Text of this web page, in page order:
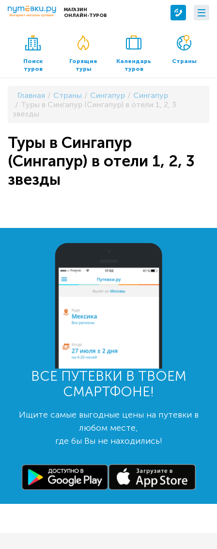
МАГАЗИН
ОНЛАЙН-ТУРОВ
Сервисы
Бронирование отелей
Трансфер
О компании
О нас
Контакты
Документы и реквизиты
Поиск
туров
Горящие
туры
Календарь
туров
Страны
Главная Страны Сингапур
Сингапур
Туры в Сингапур (Сингапур) в отели 1, 2, 3
звезды
Туры в Сингапур
(Сингапур) в отели 1, 2, 3
звезды
ВСЕ ПУТЕВКИ В ТВОЕМ
СМАРТФОНЕ!
Ищите самые выгодные цены на путевки в
любом месте,
где бы Вы не находились!